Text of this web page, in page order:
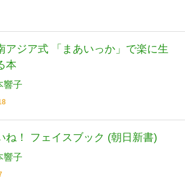
アジア式 「まあいっか」で楽に生
本
響子
ね！ フェイスブック (朝日新書)
響子